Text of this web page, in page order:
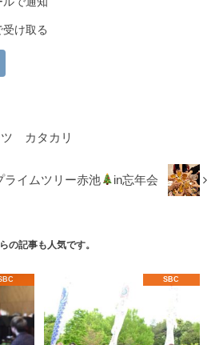
け取る
ツ カタカリ
ライムツリー赤池 in忘年会
の記事も人気です。
SBC